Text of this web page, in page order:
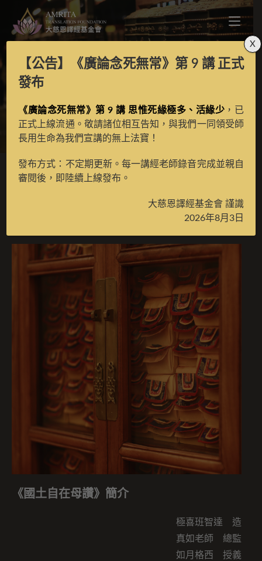
> 月光藏 > 譯場檀越名錄
國土自在母讚
《國土自在母讚》簡介
極喜班智達 造
真如老師 總監
如月格西 授義
【公告】 《廣論念死無常》第 9 講正式
發布
《廣論念死無常》第 9 講 思惟死緣極多、活緣少 ，已
正式上線流通。敬請諸位相互告知，與我們一同領受師
長用生命為我們宣講的無上法寶！
發布方式：不定期更新。每一講經老師錄音完成並親自
審閱後，即陸續上線發布。
大慈恩譯經基金會 謹識
2026年8月3日
X